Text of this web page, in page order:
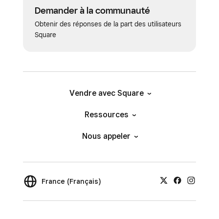
Demander à la communauté
Obtenir des réponses de la part des utilisateurs
Square
Vendre avec Square
Ressources
Nous appeler
France (Français)